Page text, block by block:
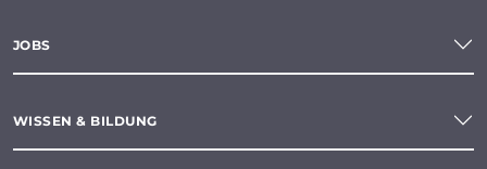
JOBS
WISSEN & BILDUNG